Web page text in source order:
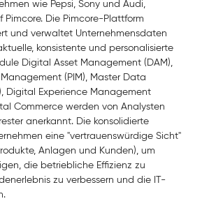
wie Pepsi, Sony und Audi,
Die Pimcore-Plattform
und verwaltet Unternehmensdaten
konsistente und personalisierte
Digital Asset Management (DAM),
(PIM), Master Data
Digital Experience Management
Commerce werden von Analysten
anerkannt. Die konsolidierte
eine "vertrauenswürdige Sicht"
Anlagen und Kunden), um
die betriebliche Effizienz zu
zu verbessern und die IT-